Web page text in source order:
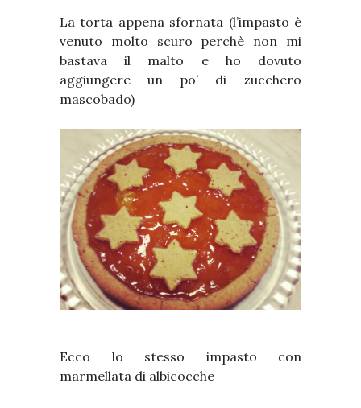
La torta appena sfornata (l’impasto è
venuto molto scuro perchè non mi
bastava il malto e ho dovuto
aggiungere un po’ di zucchero
mascobado)
Ecco lo stesso impasto con
marmellata di albicocche